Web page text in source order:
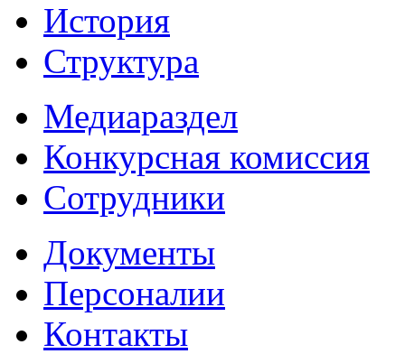
История
Структура
Медиараздел
Конкурсная комиссия
Сотрудники
Документы
Персоналии
Контакты